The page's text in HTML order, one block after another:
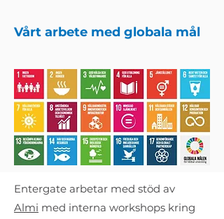
Vårt arbete med globala mål
Entergate arbetar med stöd av
Almi med interna workshops kring